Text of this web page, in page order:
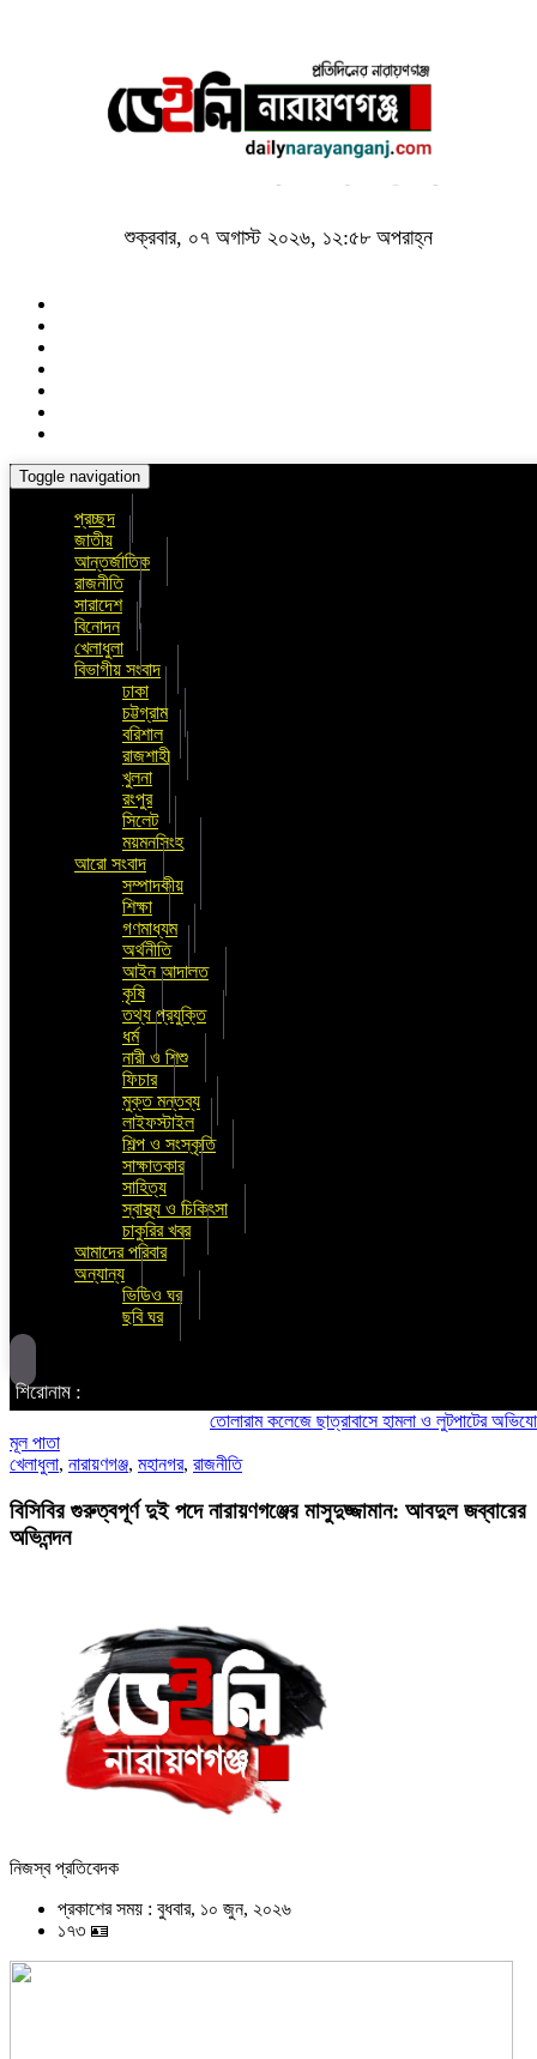
শুক্রবার, ০৭ অগাস্ট ২০২৬, ১২:৫৮ অপরাহ্ন
Toggle navigation
প্রচ্ছদ
জাতীয়
আন্তর্জাতিক
রাজনীতি
সারাদেশ
বিনোদন
খেলাধুলা
বিভাগীয় সংবাদ
ঢাকা
চট্টগ্রাম
বরিশাল
রাজশাহী
খুলনা
রংপুর
সিলেট
ময়মনসিংহ
আরো সংবাদ
সম্পাদকীয়
শিক্ষা
গণমাধ্যম
অর্থনীতি
আইন আদালত
কৃষি
তথ্য প্রযুক্তি
ধর্ম
নারী ও শিশু
ফিচার
মুক্ত মন্তব্য
লাইফস্টাইল
শিল্প ও সংস্কৃতি
সাক্ষাতকার
সাহিত্য
স্বাস্থ্য ও চিকিৎসা
চাকুরির খবর
আমাদের পরিবার
অন্যান্য
ভিডিও ঘর
ছবি ঘর
শিরোনাম :
তোলারাম কলেজে ছাত্রাবাসে হামলা ও লুটপাটের অভিযোগ ছাত্রদলের
মূল পাতা
খেলাধুলা, নারায়ণগঞ্জ, মহানগর, রাজনীতি
বিসিবির গুরুত্বপূর্ণ দুই পদে নারায়ণগঞ্জের মাসুদুজ্জামান: আবদুল জব্বারের
অভিনন্দন
নিজস্ব প্রতিবেদক
প্রকাশের সময় : বুধবার, ১০ জুন, ২০২৬
১৭৩ 🪪